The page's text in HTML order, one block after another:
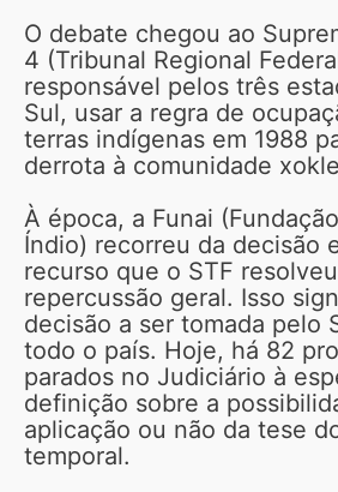
O debate chegou ao
4 (Tribunal Regional
responsável pelos três
Sul, usar a regra de
terras indígenas em 1988
derrota à comunidade
À época, a Funai
Índio) recorreu da decisão
recurso que o STF
repercussão geral. Isso
decisão a ser tomada pelo
todo o país. Hoje, há 82
parados no Judiciário à
definição sobre a
aplicação ou não da tese
temporal.